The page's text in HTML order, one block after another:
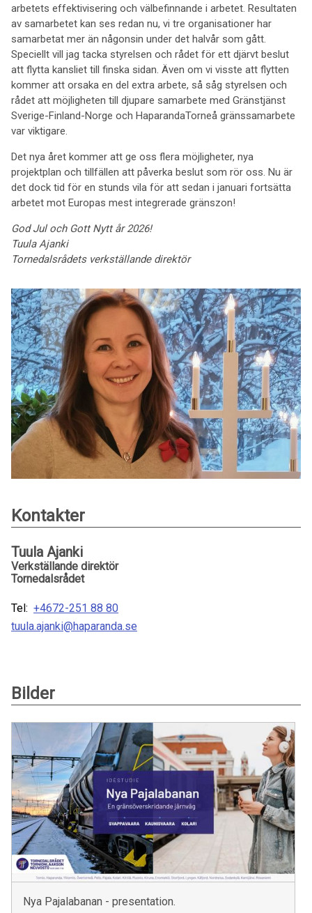
arbetets effektivisering och välbefinnande i arbetet. Resultaten
av samarbetet kan ses redan nu, vi tre organisationer har
samarbetat mer än någonsin under det halvår som gått.
Speciellt vill jag tacka styrelsen och rådet för ett djärvt beslut
att flytta kansliet till finska sidan. Även om vi visste att flytten
kommer att orsaka en del extra arbete, så såg styrelsen och
rådet att möjligheten till djupare samarbete med Gränstjänst
Sverige-Finland-Norge och HaparandaTorneå gränssamarbete
var viktigare.
Det nya året kommer att ge oss flera möjligheter, nya
projektplan och tillfällen att påverka beslut som rör oss. Nu är
det dock tid för en stunds vila för att sedan i januari fortsätta
arbetet mot Europas mest integrerade gränszon!
God Jul och Gott Nytt år 2026!
Tuula Ajanki
Tornedalsrådets verkställande direktör
Kontakter
Tuula Ajanki
Verkställande direktör
Tornedalsrådet
Tel: +4672-251 88 80
tuula.ajanki@haparanda.se
Bilder
Nya Pajalabanan - presentation.